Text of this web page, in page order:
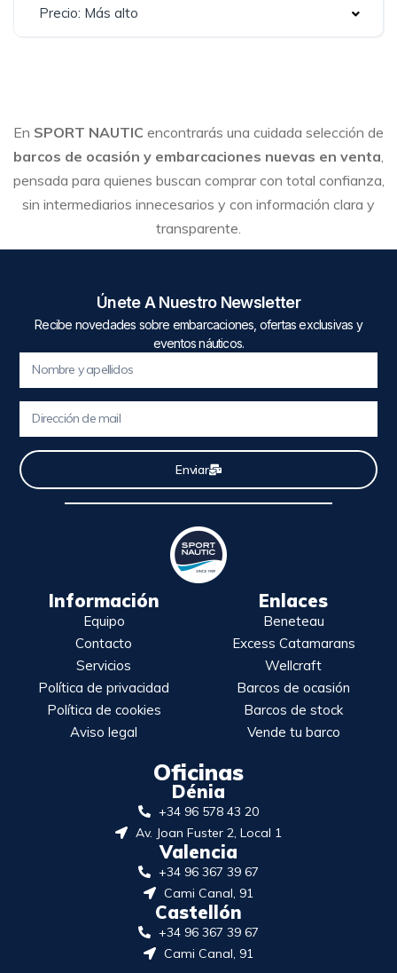
Precio: Más alto
En SPORT NAUTIC encontrarás una cuidada selección de
barcos de ocasión y embarcaciones nuevas en venta
pensada para quienes buscan comprar con total confianza,
sin intermediarios innecesarios y con información clara y
transparente.
Únete A Nuestro Newsletter
Recibe novedades sobre embarcaciones, ofertas exclusivas y
eventos náuticos.
Enviar
Información
Equipo
Contacto
Servicios
Política de privacidad
Política de cookies
Aviso legal
Enlaces
Beneteau
Excess Catamarans
Wellcraft
Barcos de ocasión
Barcos de stock
Vende tu barco
Oficinas
Dénia
+34 96 578 43 20
Av. Joan Fuster 2, Local 1
Valencia
+34 96 367 39 67
Cami Canal, 91
Castellón
+34 96 367 39 67
Cami Canal, 91